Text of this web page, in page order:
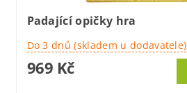
Padající opičky hra
Do 3 dnů (skladem u dodavatele)
969 Kč